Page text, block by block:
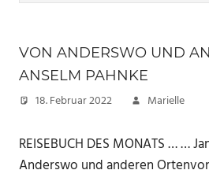
VON ANDERSWO UND
ANSELM PAHNKE
18. Februar 2022 Marielle
REISEBUCH DES MONATS … …
Anderswo und anderen